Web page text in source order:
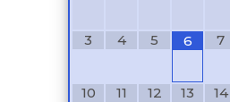
3 4 5 6 7
10 11 12 13 14